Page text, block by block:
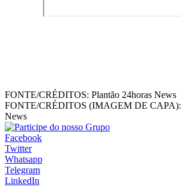
FONTE/CRÉDITOS: Plantão 24horas News
FONTE/CRÉDITOS (IMAGEM DE CAPA):
News
Facebook
Twitter
Whatsapp
Telegram
LinkedIn